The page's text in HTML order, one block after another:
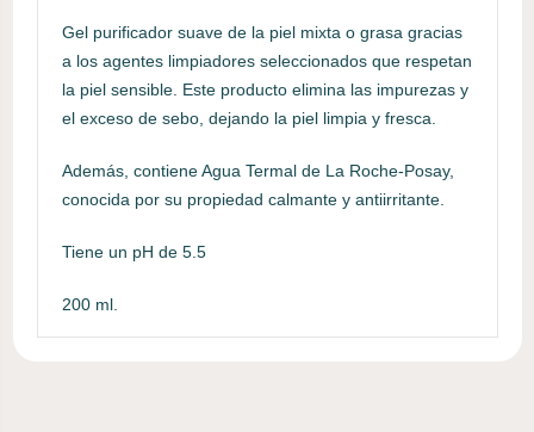
Gel purificador suave de la piel mixta o grasa gracias
a los agentes limpiadores seleccionados que respetan
la piel sensible. Este producto elimina las impurezas y
el exceso de sebo, dejando la piel limpia y fresca.
Además, contiene Agua Termal de La Roche-Posay,
conocida por su propiedad calmante y antiirritante.
Tiene un pH de 5.5
200 ml.